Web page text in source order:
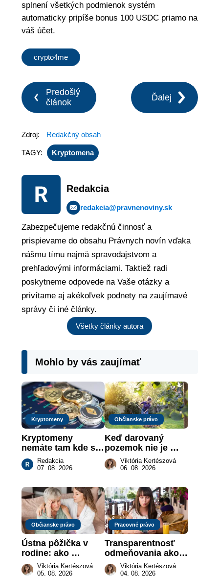
splnení všetkých podmienok systém
automaticky pripíše bonus 100 USDC priamo na
váš účet.
crypto4me
Predošlý
článok
Ďalej
Zdroj: Redakčný obsah
TAGY: Kryptomena
Redakcia
redakcia@pravnenoviny.sk
Zabezpečujeme redakčnú činnosť a
prispievame do obsahu Právnych novín vďaka
nášmu tímu najmä spravodajstvom a
prehľadovými informáciami. Taktiež radi
poskytneme odpovede na Vaše otázky a
privítame aj akékoľvek podnety na zaujímavé
správy či iné články.
Všetky články autora
Mohlo by vás zaujímať
Kryptomeny
Kryptomeny
nemáte tam kde si
myslíte: Viete, kde
sa naozaj
Redakcia
07. 08. 2026
Občianske právo
Keď darovaný
pozemok nie je
„hotová vec“: kedy
môže darca žiadať
Viktória Kertészová
06. 08. 2026
Občianske právo
Ústna pôžička v
rodine: ako
vymôcť peniaze,
keď na papieri nie
Viktória Kertészová
05. 08. 2026
Pracovné právo
Transparentnosť
odmeňovania ako
právna povinnosť:
revolúcia na
Viktória Kertészová
04. 08. 2026